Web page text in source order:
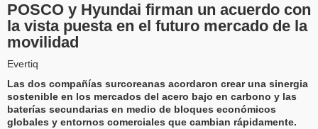
POSCO y Hyundai firman un acuerdo con
la vista puesta en el futuro mercado de la
movilidad
Evertiq
Las dos compañías surcoreanas acordaron crear una sinergia
sostenible en los mercados del acero bajo en carbono y las
baterías secundarias en medio de bloques económicos
globales y entornos comerciales que cambian rápidamente.